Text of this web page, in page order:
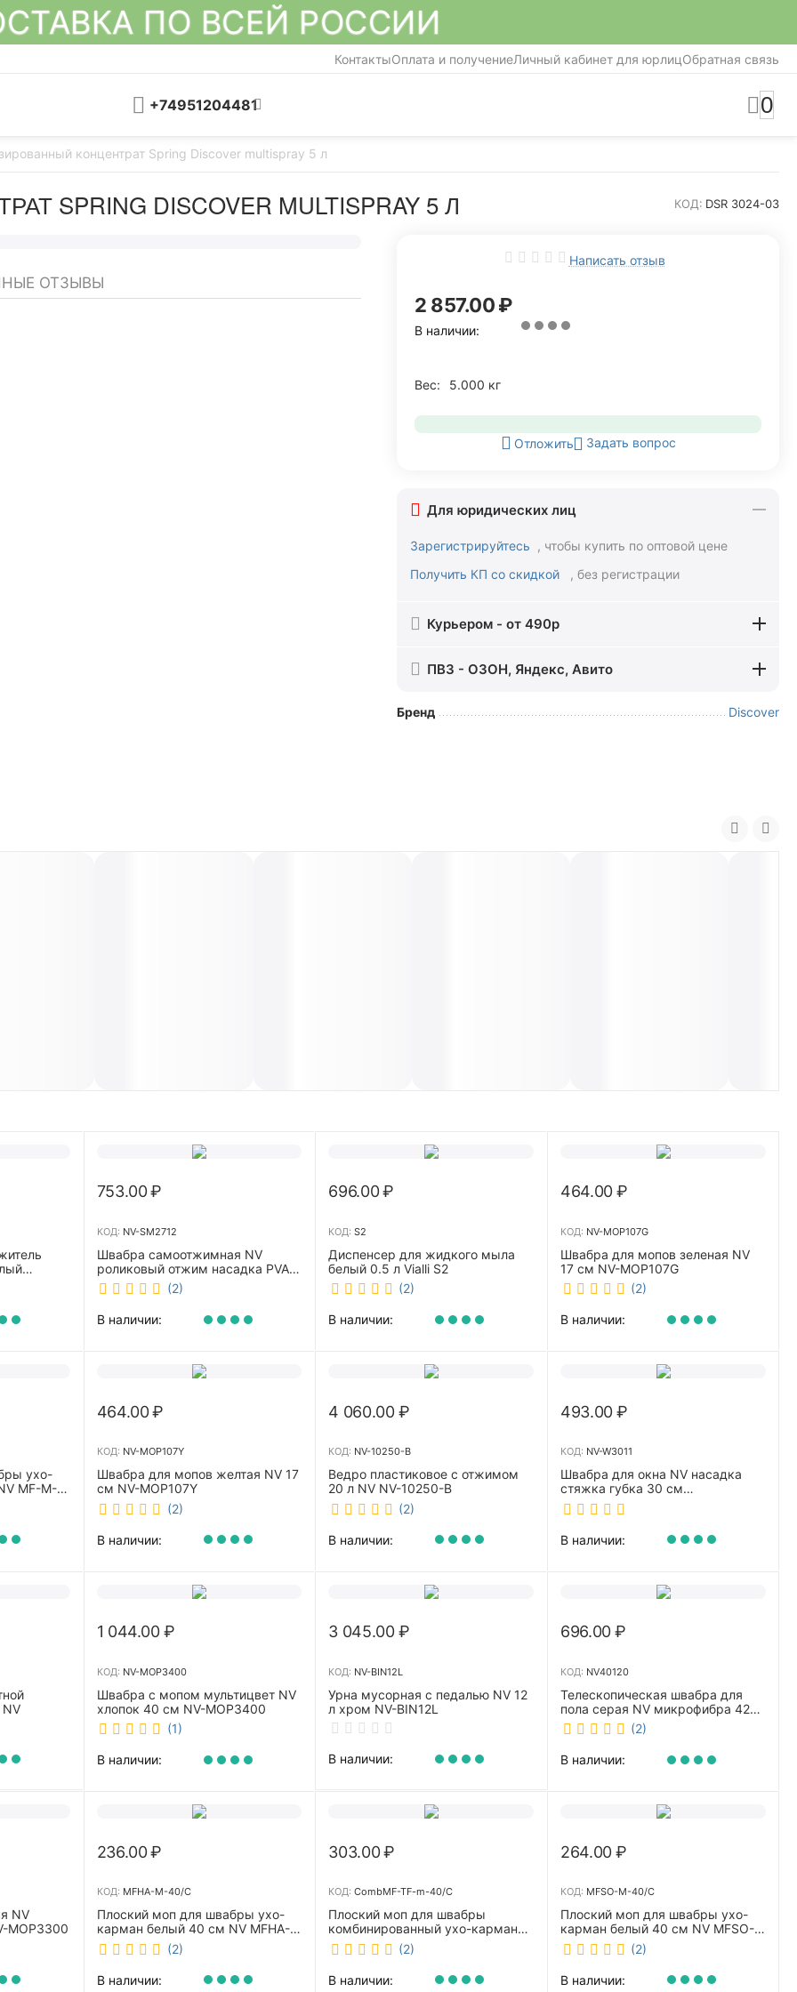
ПО ВСЕЙ РОССИИ
КонтактыОплата и получениеЛичный кабинет для юрлицОбратная связь
+74951204481 0
концентрат Spring Discover multispray 5 л
DISCOVER MULTISPRAY 5 Л КОД: DSR 3024-03
Написать отзыв
2 857.00₽
В наличии:
Вес: 5.000 кг
Отложить Задать вопрос
Для юридических лиц
Зарегистрируйтесь , чтобы купить по оптовой цене
Получить КП со скидкой
, без регистрации
Курьером - от 490р
ПВЗ - ОЗОН, Яндекс, Авито
Бренд Discover
ОТЗЫВЫ
753.00₽
КОД: NV-SM2712
Швабра самоотжимная NV
роликовый отжим насадка PVA
27 см телескопическая рукоятка
70-125 см NV-SM2712
(2)
В наличии:
696.00₽
КОД: S2
Диспенсер для жидкого мыла
белый 0.5 л Vialli S2
(2)
В наличии:
464.00₽
КОД: NV-MOP107G
Швабра для мопов зеленая NV
17 см NV-MOP107G
(2)
В наличии:
ухо-
MF-M-
464.00₽
КОД: NV-MOP107Y
Швабра для мопов желтая NV 17
см NV-MOP107Y
(2)
В наличии:
4 060.00 ₽
КОД: NV-10250-B
Ведро пластиковое с отжимом
20 л NV NV-10250-B
(2)
В наличии:
493.00₽
КОД: NV-W3011
Швабра для окна NV насадка
стяжка губка 30 см
телескопическая рукоятка 70-
110 см NV-W3011
В наличии:
1 044.00 ₽
КОД: NV-MOP3400
Швабра с мопом мультицвет NV
хлопок 40 см NV-MOP3400
(1)
В наличии:
3 045.00 ₽
КОД: NV-BIN12L
Урна мусорная с педалью NV 12
л хром NV-BIN12L
В наличии:
696.00₽
КОД: NV40120
Телескопическая швабра для
пола серая NV микрофибра 42
см NV40120(2)
В наличии:
NV
MOP3300
236.00₽
КОД: MFHA-M-40/C
Плоский моп для швабры ухо-
карман белый 40 см NV MFHA-
M-40/C
(2)
В наличии:
303.00₽
КОД: CombMF-TF-m-40/C
Плоский моп для швабры
комбинированный ухо-карман
бежевый 40 см NV CombMF-TF-
m-40/C
(2)
В наличии:
264.00₽
КОД: MFSO-M-40/C
Плоский моп для швабры ухо-
карман белый 40 см NV MFSO-
M-40/C
(2)
В наличии: